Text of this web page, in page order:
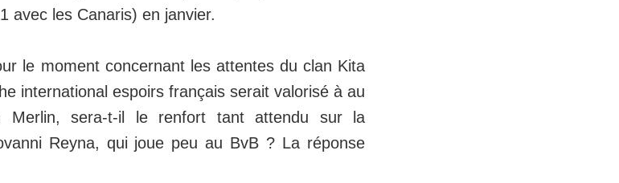
avec les Canaris) en janvier.
le moment concernant les attentes du clan Kita
international espoirs français serait valorisé à au
Merlin, sera-t-il le renfort tant attendu sur la
Reyna, qui joue peu au BvB ? La réponse